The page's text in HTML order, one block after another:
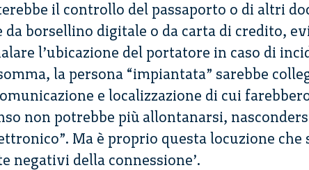
il controllo del passaporto o di altri
da borsellino digitale o da carta di credito,
l’ubicazione del portatore in caso di
la persona “impiantata” sarebbe
e localizzazione di cui
non potrebbe più allontanarsi,
Ma è proprio questa locuzione che
negativi della connessione’.